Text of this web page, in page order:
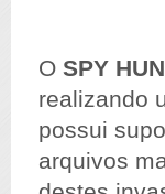
O SPY
realizando
possui
arquivos